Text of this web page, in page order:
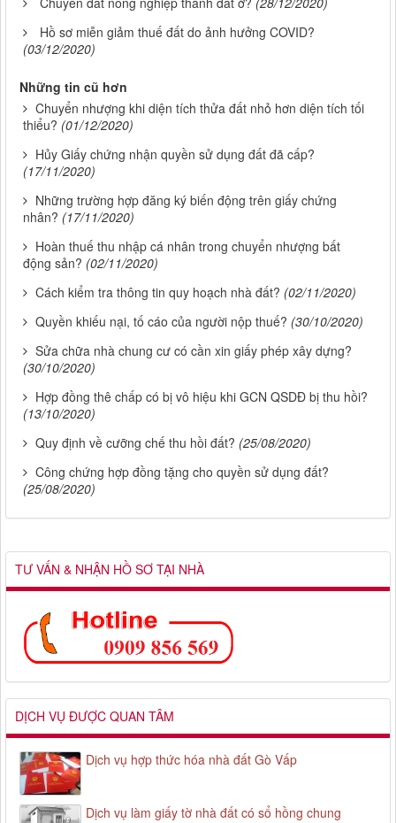
Hồ sơ miễn giảm thuế đất do ảnh hưởng COVID?
(03/12/2020)
Những tin cũ hơn
Chuyển nhượng khi diện tích thửa đất nhỏ hơn diện tích tối
thiểu? (01/12/2020)
Hủy Giấy chứng nhận quyền sử dụng đất đã cấp?
(17/11/2020)
Những trường hợp đăng ký biến động trên giấy chứng
nhân? (17/11/2020)
Hoàn thuế thu nhập cá nhân trong chuyển nhượng bất
động sản? (02/11/2020)
Cách kiểm tra thông tin quy hoạch nhà đất? (02/11/2020)
Quyền khiếu nại, tố cáo của người nộp thuế? (30/10/2020)
Sửa chữa nhà chung cư có cần xin giấy phép xây dựng?
(30/10/2020)
Hợp đồng thê chấp có bị vô hiệu khi GCN QSDĐ bị thu hồi?
(13/10/2020)
Quy định về cưỡng chế thu hồi đất? (25/08/2020)
Công chứng hợp đồng tặng cho quyền sử dụng đất?
(25/08/2020)
TƯ VẤN & NHẬN HỒ SƠ TẠI NHÀ
DỊCH VỤ ĐƯỢC QUAN TÂM
Dịch vụ hợp thức hóa nhà đất Gò Vấp
Dịch vụ làm giấy tờ nhà đất có sổ hồng chung